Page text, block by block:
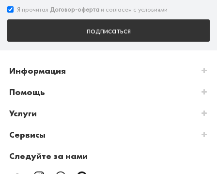
Я прочитал Договор-оферта и согласен с условиями
подписаться
Информация
Помощь
Услуги
Сервисы
Следуйте за нами